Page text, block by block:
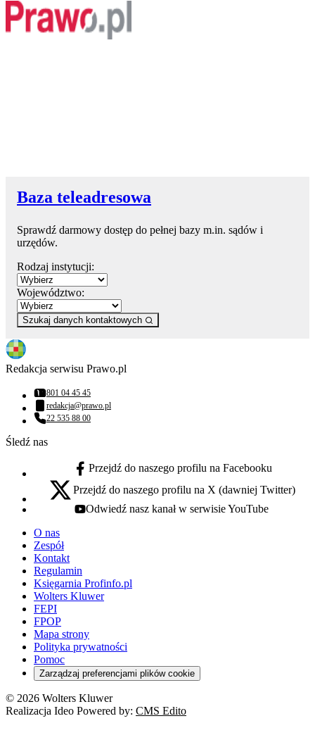
Baza teleadresowa
Sprawdź darmowy dostęp do pełnej bazy m.in. sądów i
urzędów.
Rodzaj instytucji:
Województwo:
Szukaj danych kontaktowych
Redakcja serwisu Prawo.pl
Numer telefonu:
801 04 45 45
Adres email:
redakcja@prawo.pl
Numer telefonu:
22 535 88 00
Śledź nas
facebook - otwiera się w nowej karcie
Przejdź do naszego profilu na Facebooku
x - otwiera się w nowej karcie
Przejdź do naszego profilu na X (dawniej Twitter)
youtube - otwiera się w nowej karcie
Odwiedź nasz kanał w serwisie YouTube
O nas
Zespół
Kontakt
Regulamin
Księgarnia Profinfo.pl
Wolters Kluwer
FEPI
FPOP
Mapa strony
Polityka prywatności
Pomoc
Zarządzaj preferencjami plików cookie
© 2026 Wolters Kluwer
Realizacja Ideo Powered by: CMS Edito